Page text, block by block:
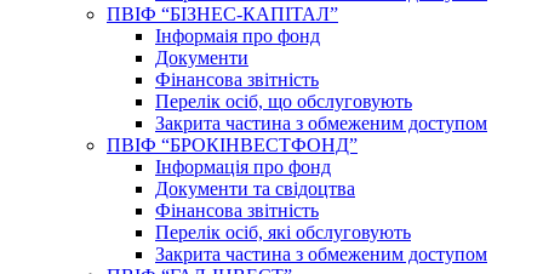
ПВІФ “БІЗНЕС-КАПІТАЛ”
Інформаія про фонд
Документи
Фінансова звітність
Перелік осіб, що обслуговують
Закрита частина з обмеженим доступом
ПВІФ “БРОКІНВЕСТФОНД”
Інформація про фонд
Документи та свідоцтва
Фінансова звітність
Перелік осіб, які обслуговують
Закрита частина з обмеженим доступом